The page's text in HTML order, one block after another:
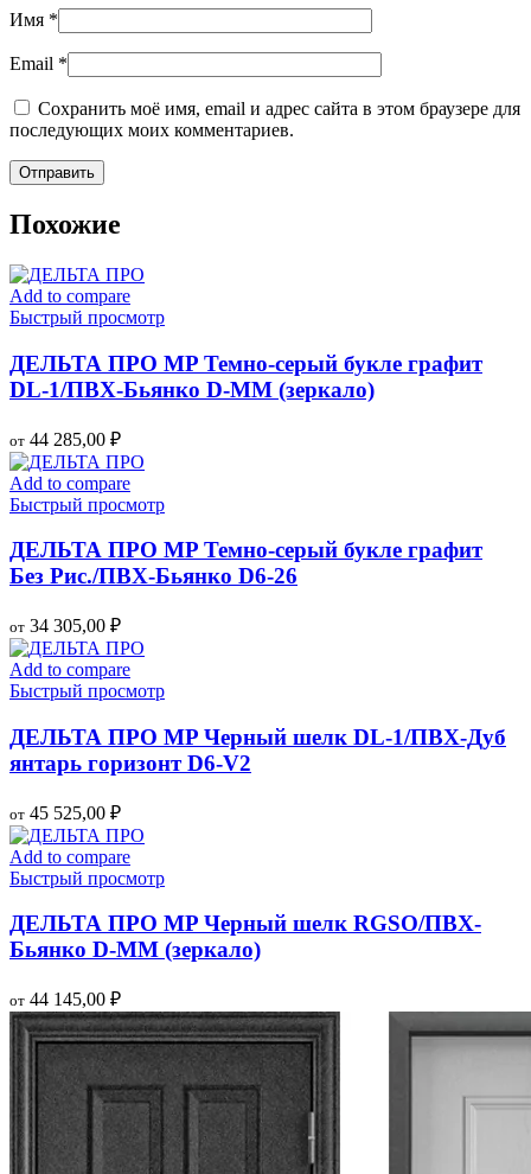
Имя *
Email *
Сохранить моё имя, email и адрес сайта в этом браузере для
последующих моих комментариев.
Похожие
Add to compare
Быстрый просмотр
ДЕЛЬТА ПРО MP Темно-серый букле графит
DL-1/ПВХ-Бьянко D-MМ (зеркало)
от 44 285,00 ₽
Add to compare
Быстрый просмотр
ДЕЛЬТА ПРО MP Темно-серый букле графит
Без Рис./ПВХ-Бьянко D6-26
от 34 305,00 ₽
Add to compare
Быстрый просмотр
ДЕЛЬТА ПРО MP Черный шелк DL-1/ПВХ-Дуб
янтарь горизонт D6-V2
от 45 525,00 ₽
Add to compare
Быстрый просмотр
ДЕЛЬТА ПРО MP Черный шелк RGSO/ПВХ-
Бьянко D-MМ (зеркало)
от 44 145,00 ₽